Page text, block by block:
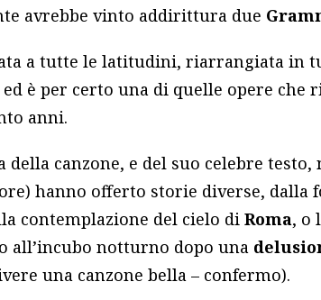
avrebbe vinto addirittura due
a tutte le latitudini, riarrangiata in
è per certo una di quelle opere che
anni.
della canzone, e del suo celebre testo,
hanno offerto storie diverse, dalla
contemplazione del cielo diRoma, o
all’incubo notturno dopo una
una canzone bella – confermo).